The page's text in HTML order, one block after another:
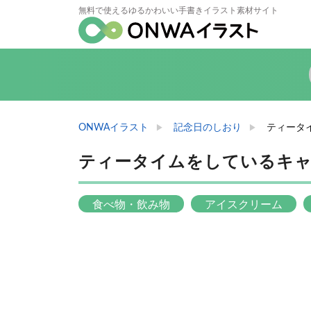
無料で使えるゆるかわいい手書きイラスト素材サイト
ONWAイラスト 記念日のしおり ティータ
ティータイムをしているキ
食べ物・飲み物 アイスクリーム